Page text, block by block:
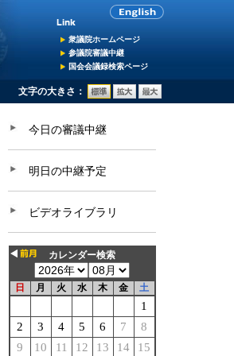
衆議院ホームページ
参議院審議中継
国会会議録検索ページ
文字の大きさ：
今日の審議中継
明日の中継予定
ビデオライブラリ
カレンダー検索
日 月 火 水 木 金 土
1
2
3 4 5 6 7
8
9
10 11 12 13 14
15